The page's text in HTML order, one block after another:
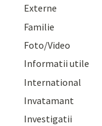
Externe
Familie
Foto/Video
Informatii utile
International
Invatamant
Investigatii